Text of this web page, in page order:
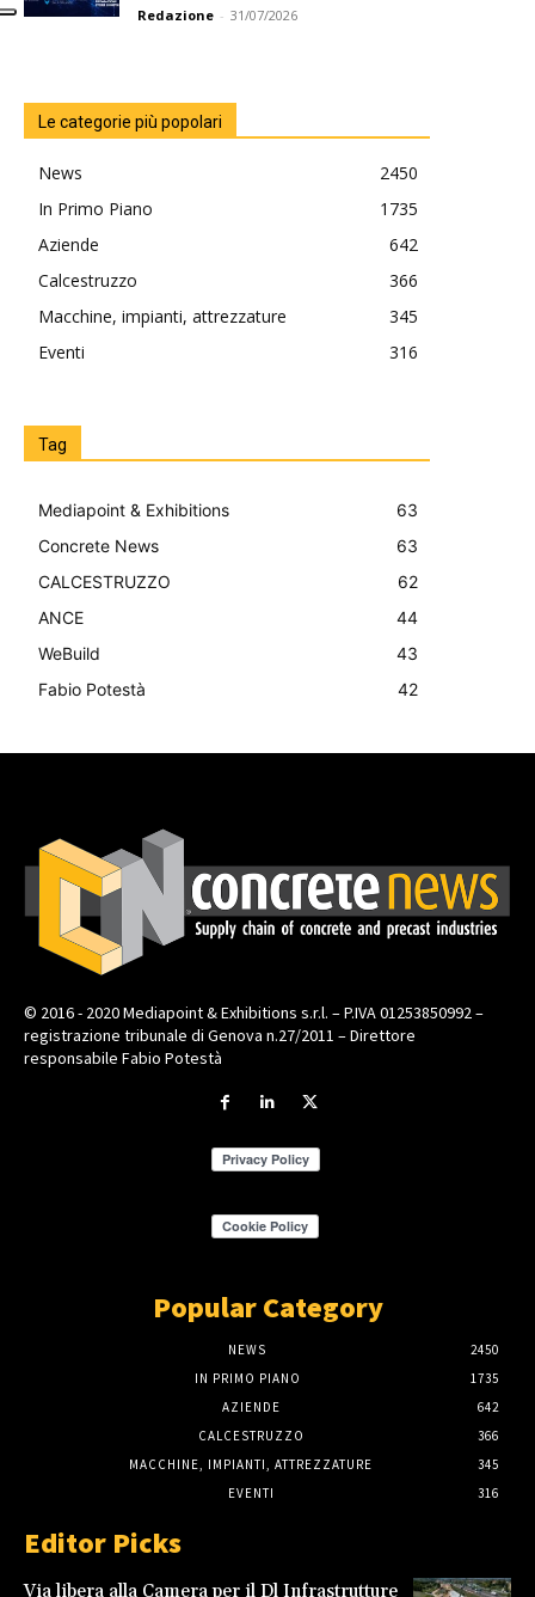
Redazione - 31/07/2026
Le categorie più popolari
News
2450
In Primo Piano
1735
Aziende
642
Calcestruzzo
366
Macchine, impianti, attrezzature
345
Eventi
316
Tag
Mediapoint & Exhibitions
63
Concrete News
63
CALCESTRUZZO
62
ANCE
44
WeBuild
43
Fabio Potestà
42
© 2016 - 2020 Mediapoint & Exhibitions s.r.l. – P.IVA 01253850992 –
registrazione tribunale di Genova n.27/2011 – Direttore
responsabile Fabio Potestà
Popular Category
NEWS
2450
IN PRIMO PIANO
1735
AZIENDE
642
CALCESTRUZZO
366
MACCHINE, IMPIANTI, ATTREZZATURE
345
EVENTI
316
Editor Picks
Via libera alla Camera per il Dl Infrastrutture